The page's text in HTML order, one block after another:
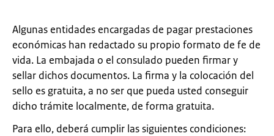
Algunas entidades encargadas de pagar prestaciones
económicas han redactado su propio formato de fe de
vida. La embajada o el consulado pueden firmar y
sellar dichos documentos. La firma y la colocación del
sello es gratuita, a no ser que pueda usted conseguir
dicho trámite localmente, de forma gratuita.
Para ello, deberá cumplir las siguientes condiciones: